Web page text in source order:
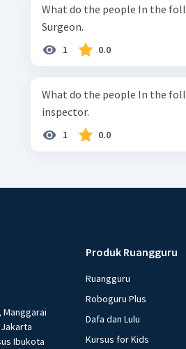
What do the people In the
Surgeon.
1 0.0
What do the people In the
inspector.
1 0.0
Manggarai
Ibukota
Produk Ruangguru
Ruangguru
Roboguru Plus
Dafa dan Lulu
Kursus for Kids